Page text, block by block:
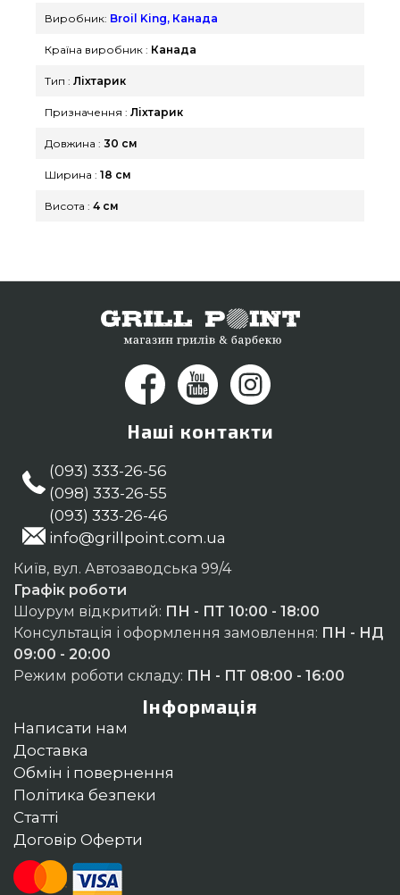
замовте також Ліхтарики та підсвічування в
нашим фахівцям на номер (098) 333-26-55 и мы
допоможемо знайти клієнтам регіонів: Маріуполь,
Виробник: Broil King, Канада
Країна виробник : Канада
Тип : Ліхтарик
Призначення : Ліхтарик
Довжина : 30 см
Ширина : 18 см
Висота : 4 см
Наші контакти
(093) 333-26-56
(098) 333-26-55
(093) 333-26-46
info@grillpoint.com.ua
Київ, вул. Автозаводська 99/4
Графік роботи
Шоурум відкритий: ПН - ПТ 10:00 - 18:00
Консультація і оформлення замовлення: ПН - НД
09:00 - 20:00
Режим роботи складу: ПН - ПТ 08:00 - 16:00
Інформація
Написати нам
Доставка
Обмін і повернення
Політика безпеки
Статті
Договір Оферти